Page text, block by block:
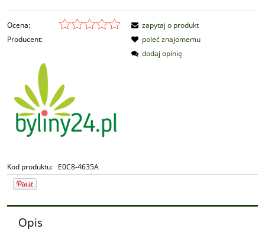
Ocena:
Producent:
Kod produktu: E0C8-4635A
zapytaj o produkt
poleć znajomemu
dodaj opinię
Opis